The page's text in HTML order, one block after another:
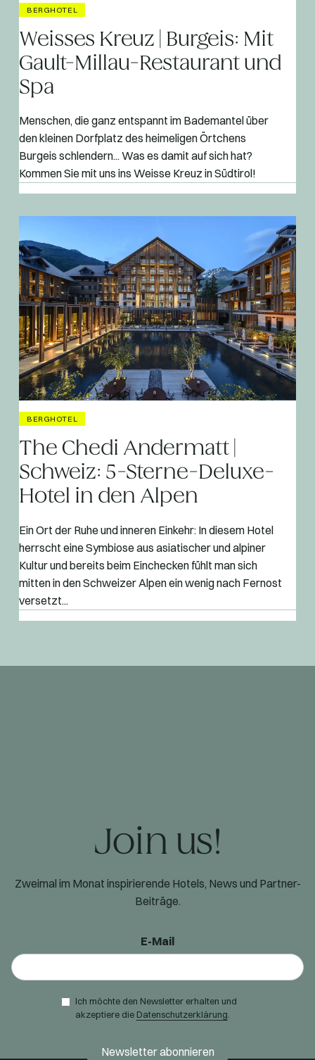
BERGHOTEL
Weisses Kreuz | Burgeis: Mit
Gault-Millau-Restaurant und
Spa
Menschen, die ganz entspannt im Bademantel über
den kleinen Dorfplatz des heimeligen Örtchens
Burgeis schlendern... Was es damit auf sich hat?
Kommen Sie mit uns ins Weisse Kreuz in Südtirol!
BERGHOTEL
The Chedi Andermatt |
Schweiz: 5-Sterne-Deluxe-
Hotel in den Alpen
Ein Ort der Ruhe und inneren Einkehr: In diesem Hotel
herrscht eine Symbiose aus asiatischer und alpiner
Kultur und bereits beim Einchecken fühlt man sich
mitten in den Schweizer Alpen ein wenig nach Fernost
versetzt...
Join us!
Zweimal im Monat inspirierende Hotels, News und Partner-
Beiträge.
E-Mail
Ich möchte den Newsletter erhalten und
akzeptiere die Datenschutzerklärung